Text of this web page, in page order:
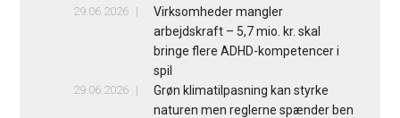
29.06.2026
Virksomheder mangler
arbejdskraft – 5,7 mio. kr. skal
bringe flere ADHD-kompetencer i
spil
29.06.2026
Grøn klimatilpasning kan styrke
naturen men reglerne spænder ben